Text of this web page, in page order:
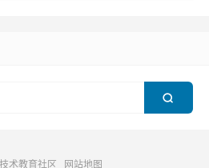

技术教育社区 网站地图